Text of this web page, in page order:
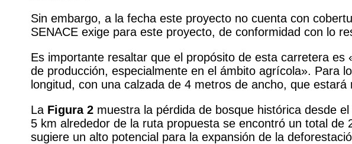
Sin embargo, a la fecha este proyecto no cuenta con
SENACE exige para este proyecto, de conformidad con lo
Es importante resaltar que el propósito de esta carretera
de producción, especialmente en el ámbito agrícola». Para
longitud, con una calzada de 4 metros de ancho, que
La Figura 2 muestra la pérdida de bosque histórica desde
5 km alrededor de la ruta propuesta se encontró un total
sugiere un alto potencial para la expansión de la